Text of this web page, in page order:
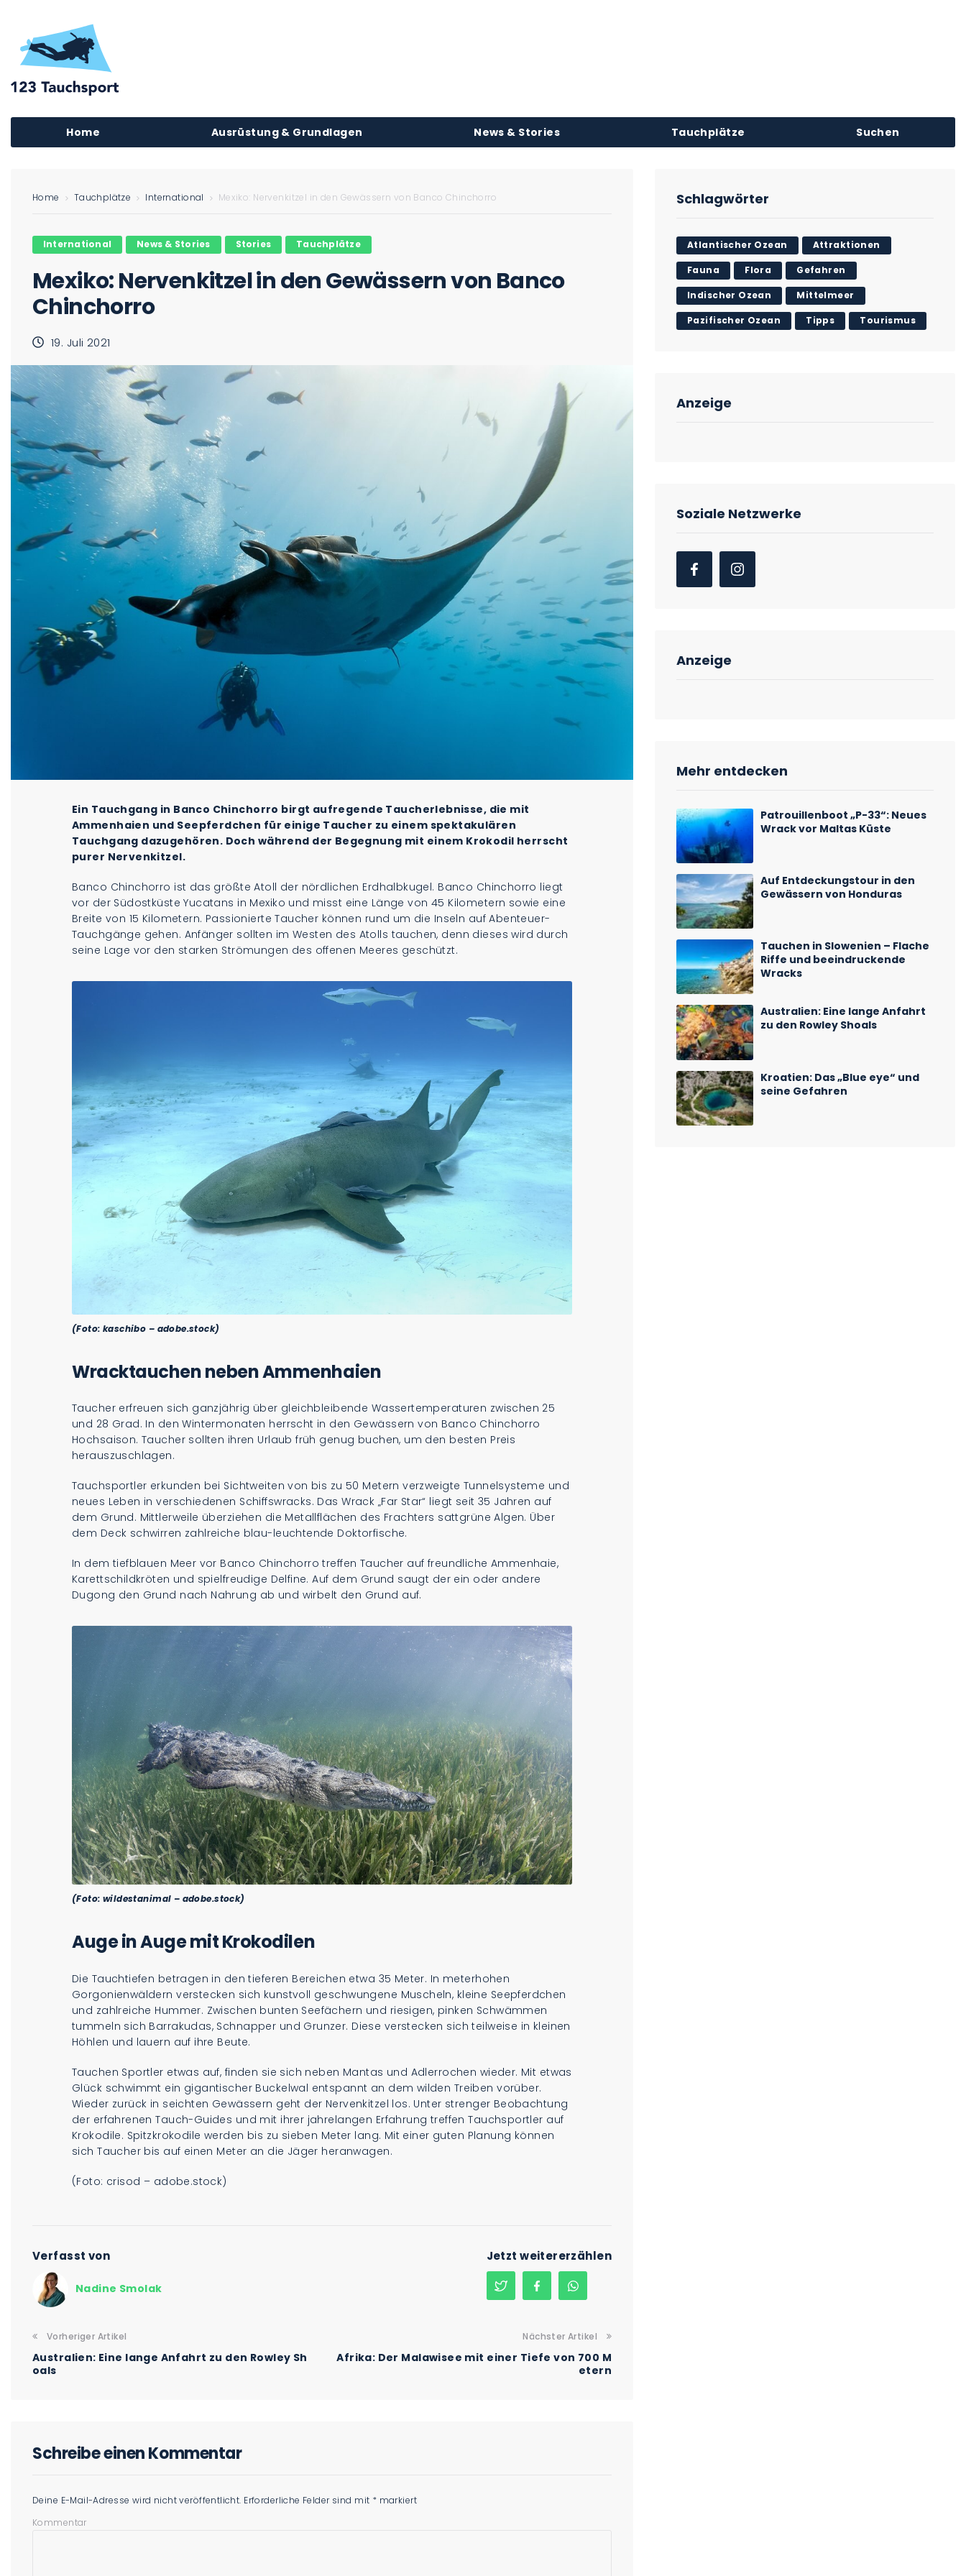
Home Ausrüstung & Grundlagen News & Stories Tauchplätze Suchen
Home Tauchplätze International Mexiko: Nervenkitzel in den Gewässern von Banco Chinchorro
International News & Stories Stories Tauchplätze
Mexiko: Nervenkitzel in den Gewässern von Banco
Chinchorro
19. Juli 2021
Ein Tauchgang in Banco Chinchorro birgt aufregende Taucherlebnisse, die mit
Ammenhaien und Seepferdchen für einige Taucher zu einem spektakulären
Tauchgang dazugehören. Doch während der Begegnung mit einem Krokodil herrscht
purer Nervenkitzel.
Banco Chinchorro ist das größte Atoll der nördlichen Erdhalbkugel. Banco Chinchorro liegt
vor der Südostküste Yucatans in Mexiko und misst eine Länge von 45 Kilometern sowie eine
Breite von 15 Kilometern. Passionierte Taucher können rund um die Inseln auf Abenteuer-
Tauchgänge gehen. Anfänger sollten im Westen des Atolls tauchen, denn dieses wird durch
seine Lage vor den starken Strömungen des offenen Meeres geschützt.
(Foto: kaschibo – adobe.stock)
Wracktauchen neben Ammenhaien
Taucher erfreuen sich ganzjährig über gleichbleibende Wassertemperaturen zwischen 25
und 28 Grad. In den Wintermonaten herrscht in den Gewässern von Banco Chinchorro
Hochsaison. Taucher sollten ihren Urlaub früh genug buchen, um den besten Preis
herauszuschlagen.
Tauchsportler erkunden bei Sichtweiten von bis zu 50 Metern verzweigte Tunnelsysteme und
neues Leben in verschiedenen Schiffswracks. Das Wrack „Far Star“ liegt seit 35 Jahren auf
dem Grund. Mittlerweile überziehen die Metallflächen des Frachters sattgrüne Algen. Über
dem Deck schwirren zahlreiche blau-leuchtende Doktorfische.
In dem tiefblauen Meer vor Banco Chinchorro treffen Taucher auf freundliche Ammenhaie,
Karettschildkröten und spielfreudige Delfine. Auf dem Grund saugt der ein oder andere
Dugong den Grund nach Nahrung ab und wirbelt den Grund auf.
(Foto: wildestanimal – adobe.stock)
Auge in Auge mit Krokodilen
Die Tauchtiefen betragen in den tieferen Bereichen etwa 35 Meter. In meterhohen
Gorgonienwäldern verstecken sich kunstvoll geschwungene Muscheln, kleine Seepferdchen
und zahlreiche Hummer. Zwischen bunten Seefächern und riesigen, pinken Schwämmen
tummeln sich Barrakudas, Schnapper und Grunzer. Diese verstecken sich teilweise in kleinen
Höhlen und lauern auf ihre Beute.
Tauchen Sportler etwas auf, finden sie sich neben Mantas und Adlerrochen wieder. Mit etwas
Glück schwimmt ein gigantischer Buckelwal entspannt an dem wilden Treiben vorüber.
Wieder zurück in seichten Gewässern geht der Nervenkitzel los. Unter strenger Beobachtung
der erfahrenen Tauch-Guides und mit ihrer jahrelangen Erfahrung treffen Tauchsportler auf
Krokodile. Spitzkrokodile werden bis zu sieben Meter lang. Mit einer guten Planung können
sich Taucher bis auf einen Meter an die Jäger heranwagen.
(Foto: crisod – adobe.stock)
Verfasst von
Nadine Smolak
Jetzt weitererzählen
Vorheriger Artikel
Australien: Eine lange Anfahrt zu den Rowley Sh
oals
Nächster Artikel
Afrika: Der Malawisee mit einer Tiefe von 700 M
etern
Schreibe einen Kommentar
Deine E-Mail-Adresse wird nicht veröffentlicht. Erforderliche Felder sind mit * markiert
Kommentar
Schlagwörter
Atlantischer Ozean Attraktionen
Fauna Flora Gefahren
Indischer Ozean Mittelmeer
Pazifischer Ozean Tipps Tourismus
Anzeige
Soziale Netzwerke
Anzeige
Mehr entdecken
Patrouillenboot „P-33“: Neues
Wrack vor Maltas Küste
Auf Entdeckungstour in den
Gewässern von Honduras
Tauchen in Slowenien – Flache
Riffe und beeindruckende
Wracks
Australien: Eine lange Anfahrt
zu den Rowley Shoals
Kroatien: Das „Blue eye“ und
seine Gefahren